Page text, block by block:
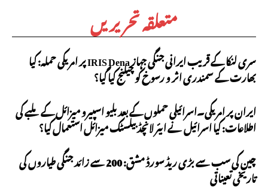
متعلقہ تحریریں
سری لنکا کے قریب ایرانی جنگی جہاز IRIS Dena پر امریکی حملہ: کیا
بھارت کے سمندری اثر و رسوخ کو چیلنج کیا گیا؟
ایران پر امریکی۔اسرائیلی حملوں کے بعد بلیو اسپیرو میزائل کے ملبے کی
اطلاعات: کیا اسرائیل نے ایئر لانچڈ بیلسٹک میزائل استعمال کیا؟
چین کی سب سے بڑی ریڈ سورڈ مشق: 200 سے زائد جنگی طیاروں کی
تاریخی تعیناتی